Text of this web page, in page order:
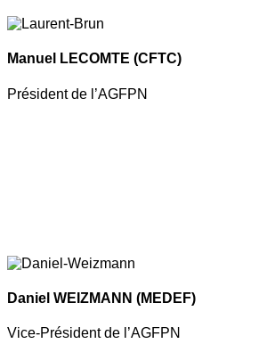
Manuel LECOMTE (CFTC)
Président de l’AGFPN
Daniel WEIZMANN (MEDEF)
Vice-Président de l’AGFPN